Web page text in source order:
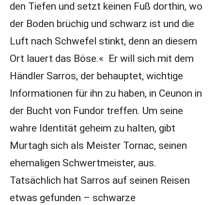
den Tiefen und setzt keinen Fuß dorthin, wo
der Boden brüchig und schwarz ist und die
Luft nach Schwefel stinkt, denn an diesem
Ort lauert das Böse.« Er will sich mit dem
Händler Sarros, der behauptet, wichtige
Informationen für ihn zu haben, in Ceunon in
der Bucht von Fundor treffen. Um seine
wahre Identität geheim zu halten, gibt
Murtagh sich als Meister Tornac, seinen
ehemaligen Schwertmeister, aus.
Tatsächlich hat Sarros auf seinen Reisen
etwas gefunden – schwarze